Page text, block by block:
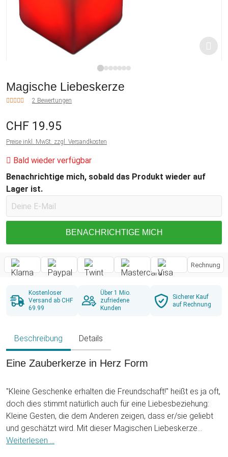
Magische Liebeskerze
2 Bewertungen
CHF 19.95
Preise inkl. MwSt. zzgl. Versandkosten
Bald wieder verfügbar
Benachrichtige mich, sobald das Produkt wieder auf
Lager ist.
BENACHRICHTIGE MICH
Rechnung
Kostenloser
Versand ab CHF
69.99
Über 1 Mio.
zufriedene
Kunden
Sicherer Kauf
auf Rechnung
Beschreibung Details
Eine Zauberkerze in Herz Form
"Kleine Geschenke erhalten die Freundschaft!" heißt es ja oft,
doch dies stimmt natürlich auch für eine Liebesbeziehung:
Kleine Gesten, die dem Anderen zeigen, dass er/sie geliebt
und geschätzt wird. Mit dieser Magischen Liebeskerze
machst Du Deiner/Deinem Liebsten ein ganz besonderes
Weiterlesen ...